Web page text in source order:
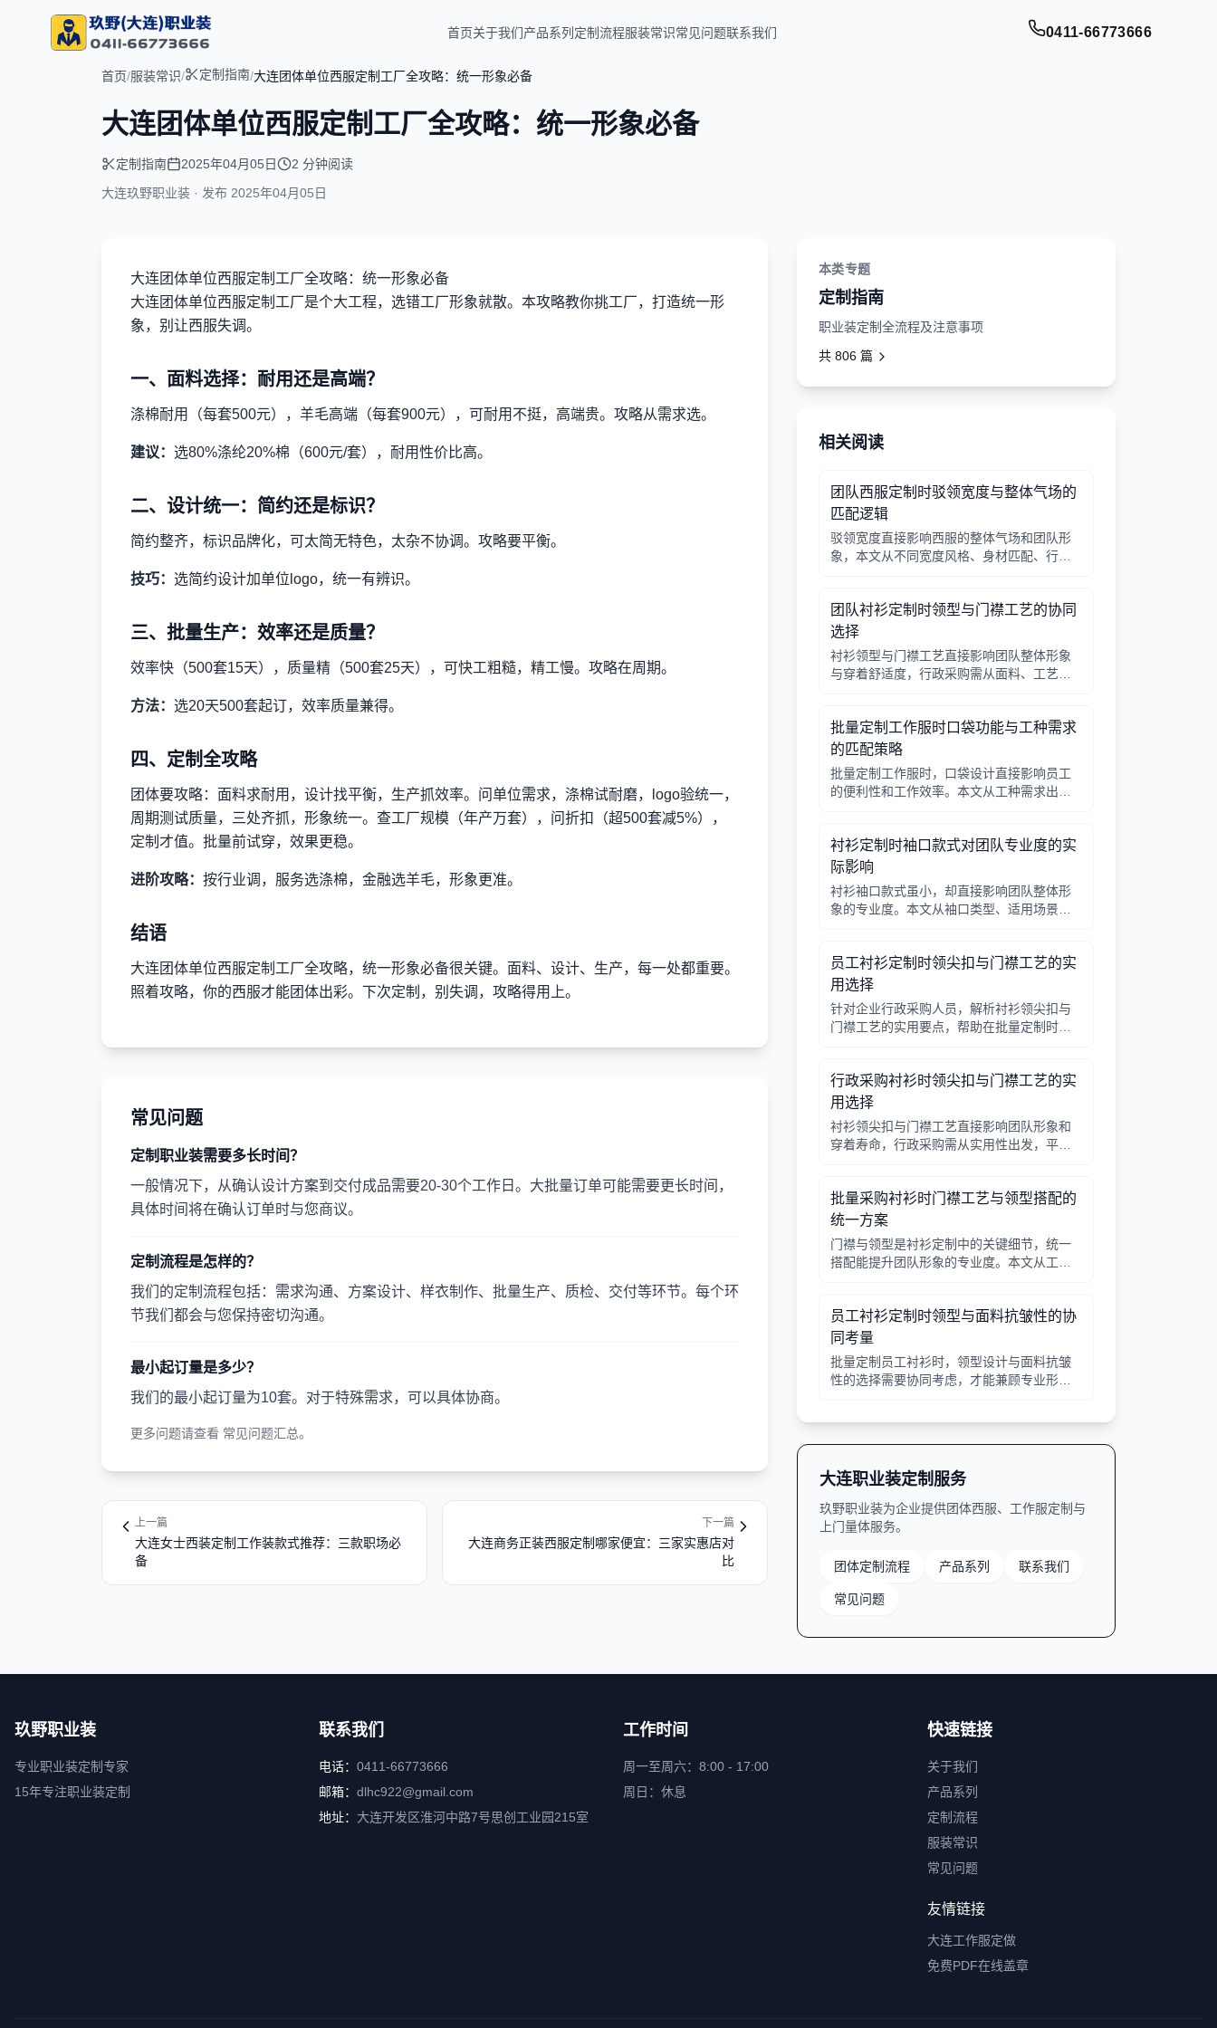
首页关于我们产品系列 定制流程服装常识常见问题联系我们 0411-66773666
首页/服装常识/ 定制指南/大连团体单位西服定制工厂全攻略：统一形象必备
大连团体单位西服定制工厂全攻略：统一形象必备
定制指南 2025年04月05日
2 分钟阅读
大连玖野职业装 · 发布 2025年04月05日
大连团体单位西服定制工厂全攻略：统一形象必备
大连团体单位西服定制工厂是个大工程，选错工厂形象就散。本攻略教你挑工厂，打造统一形
象，别让西服失调。
一、面料选择：耐用还是高端？
涤棉耐用（每套500元），羊毛高端（每套900元），可耐用不挺，高端贵。攻略从需求选。
建议： 选80%涤纶20%棉（600元/套），耐用性价比高。
二、设计统一：简约还是标识？
简约整齐，标识品牌化，可太简无特色，太杂不协调。攻略要平衡。
技巧： 选简约设计加单位logo，统一有辨识。
三、批量生产：效率还是质量？
效率快（500套15天），质量精（500套25天），可快工粗糙，精工慢。攻略在周期。
方法： 选20天500套起订，效率质量兼得。
四、定制全攻略
团体要攻略：面料求耐用，设计找平衡，生产抓效率。问单位需求，涤棉试耐磨，logo验统一，
周期测试质量，三处齐抓，形象统一。查工厂规模（年产万套），问折扣（超500套减5%），
定制才值。批量前试穿，效果更稳。
进阶攻略： 按行业调，服务选涤棉，金融选羊毛，形象更准。
结语
大连团体单位西服定制工厂全攻略，统一形象必备很关键。面料、设计、生产，每一处都重要。
照着攻略，你的西服才能团体出彩。下次定制，别失调，攻略得用上。
常见问题
定制职业装需要多长时间？
一般情况下，从确认设计方案到交付成品需要20-30个工作日。大批量订单可能需要更长时间，
具体时间将在确认订单时与您商议。
定制流程是怎样的？
我们的定制流程包括：需求沟通、方案设计、样衣制作、批量生产、质检、交付等环节。每个环
节我们都会与您保持密切沟通。
最小起订量是多少？
我们的最小起订量为10套。对于特殊需求，可以具体协商。
更多问题请查看 常见问题汇总。
上一篇
大连女士西装定制工作装款式推荐：三款职场必
备
下一篇
大连商务正装西服定制哪家便宜：三家实惠店对
比
本类专题
定制指南
职业装定制全流程及注意事项
共 806 篇
相关阅读
团队西服定制时驳领宽度与整体气场的
匹配逻辑
驳领宽度直接影响西服的整体气场和团队形
象，本文从不同宽度风格、身材匹配、行业
团队衬衫定制时领型与门襟工艺的协同
选择
衬衫领型与门襟工艺直接影响团队整体形象
与穿着舒适度，行政采购需从面料、工艺、
批量定制工作服时口袋功能与工种需求
的匹配策略
批量定制工作服时，口袋设计直接影响员工
的便利性和工作效率。本文从工种需求出
衬衫定制时袖口款式对团队专业度的实
际影响
衬衫袖口款式虽小，却直接影响团队整体形
象的专业度。本文从袖口类型、适用场景、
员工衬衫定制时领尖扣与门襟工艺的实
用选择
针对企业行政采购人员，解析衬衫领尖扣与
门襟工艺的实用要点，帮助在批量定制时做
行政采购衬衫时领尖扣与门襟工艺的实
用选择
衬衫领尖扣与门襟工艺直接影响团队形象和
穿着寿命，行政采购需从实用性出发，平衡
批量采购衬衫时门襟工艺与领型搭配的
统一方案
门襟与领型是衬衫定制中的关键细节，统一
搭配能提升团队形象的专业度。本文从工艺
决策。
员工衬衫定制时领型与面料抗皱性的协
同考量
批量定制员工衬衫时，领型设计与面料抗皱
性的选择需要协同考虑，才能兼顾专业形象
大连职业装定制服务
玖野职业装为企业提供团体西服、工作服定制与
上门量体服务。
团体定制流程 产品系列 联系我们
常见问题
玖野职业装
专业职业装定制专家
15年专注职业装定制
联系我们
电话： 0411-66773666
邮箱： dlhc922@gmail.com
地址： 大连开发区淮河中路7号思创工业园215室
工作时间
周一至周六：8:00 - 17:00
周日：休息
快速链接
关于我们
产品系列
定制流程
服装常识
常见问题
友情链接
大连工作服定做
免费PDF在线盖章